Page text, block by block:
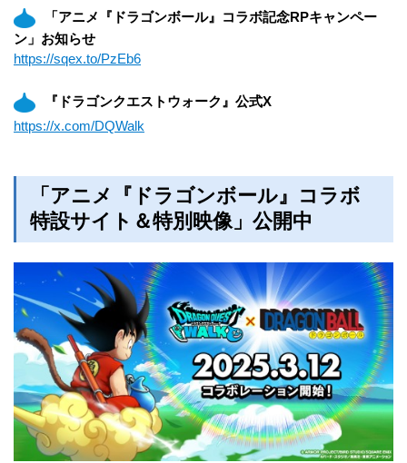
「アニメ『ドラゴンボール』コラボ記念RPキャンペー
ン」お知らせ
https://sqex.to/PzEb6
『ドラゴンクエストウォーク』公式X
https://x.com/DQWalk
「アニメ『ドラゴンボール』コラボ
特設サイト＆特別映像」公開中